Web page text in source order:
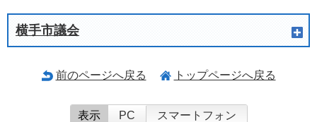
横手市議会
前のページへ戻る トップページへ戻る
表示 PC スマートフォン